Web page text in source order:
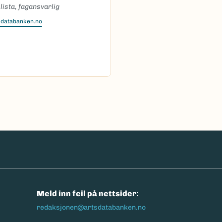
fagansvarlig
Meld inn feil på nettsider:
redaksjonen@artsdatabanken.no